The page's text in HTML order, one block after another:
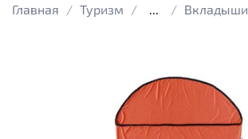
Главная Туризм Вкладыши